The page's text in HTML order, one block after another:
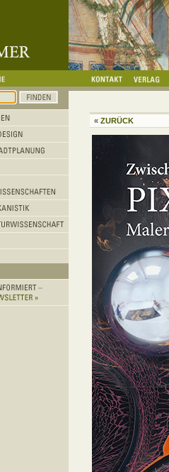
« ZURÜCK